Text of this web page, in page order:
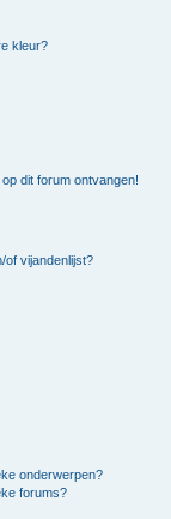
kleur?
dit forum ontvangen!
of vijandenlijst?
onderwerpen?
forums?